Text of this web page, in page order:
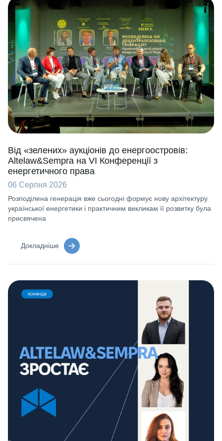
Від «зелених» аукціонів до енергоостровів:
Altelaw&Sempra на VI Конференції з
енергетичного права
06 Серпня 2026
Розподілена генерація вже сьогодні формує нову архітектуру
української енергетики і практичним викликам її розвитку була
присвячена
Докладніше